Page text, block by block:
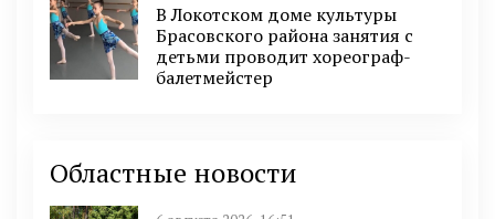
В Локотском доме культуры
Брасовского района занятия с
детьми проводит хореограф-
балетмейстер
Областные новости